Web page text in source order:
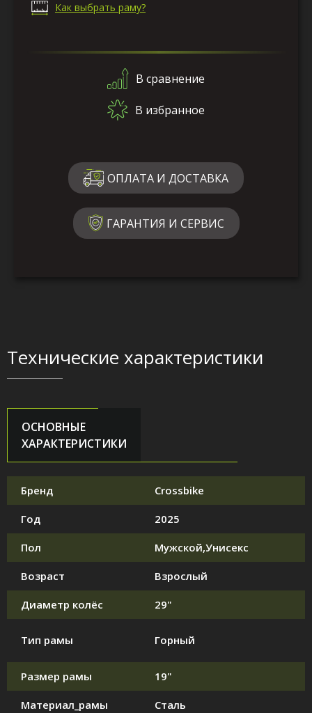
Как выбрать раму?
В сравнение
В избранное
ОПЛАТА И ДОСТАВКА
ГАРАНТИЯ И СЕРВИС
Технические характеристики
ОСНОВНЫЕ
ХАРАКТЕРИСТИКИ
Бренд Crossbike
Год 2025
Пол Мужской,Унисекс
Возраст Взрослый
Диаметр колёс 29"
Тип рамы Горный
Размер рамы 19"
Материал_рамы Сталь